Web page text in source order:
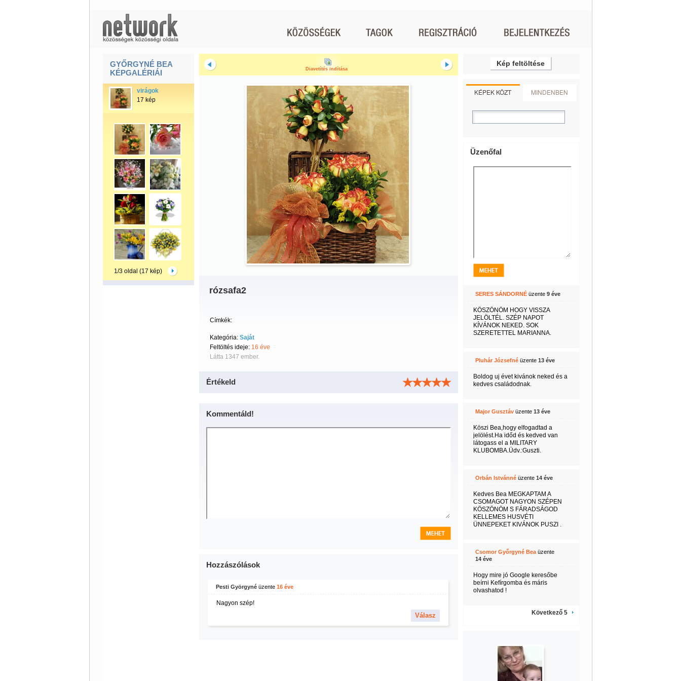
GYŐRGYNÉ BEA
KÉPGALÉRIÁI
virágok
17 kép
1/3 oldal (17 kép)
Diavetítés indítása
rózsafa2
Címkék:
Kategória: Saját
Feltöltés ideje: 16 éve
Látta 1347 ember.
Értékeld
Kommentáld!
Hozzászólások
Pesti Györgynéüzente 16 éve
Nagyon szép!
Válasz
Kép feltöltése
KÉPEK KÖZT MINDENBEN
Üzenőfal
SERES SÁNDORNÉüzente 9 éve
KÖSZÖNŐM HOGY VISSZA
JELÖLTÉL. SZÉP NAPOT
KÍVÁNOK NEKED. SOK
SZERETETTEL MARIANNA.
Pluhár Józsefnéüzente 13 éve
Boldog uj évet kivánok neked és a
kedves családodnak.
Major Gusztávüzente 13 éve
Köszi Bea,hogy elfogadtad a
jelölést.Ha időd és kedved van
látogass el a MILITARY
KLUBOMBA.Üdv.:Guszti.
Orbán Istvánnéüzente 14 éve
Kedves Bea MEGKAPTAM A
CSOMAGOT NAGYON SZÉPEN
KÖSZÖNÖM S FÁRADSÁGOD
KELLEMES HUSVÉTI
ÜNNEPEKET KIVÁNOK PUSZI .
Csomor Győrgyné Beaüzente
14 éve
Hogy mire jó Google keresőbe
beírni Kefírgomba és máris
olvashatod !
Következő 5